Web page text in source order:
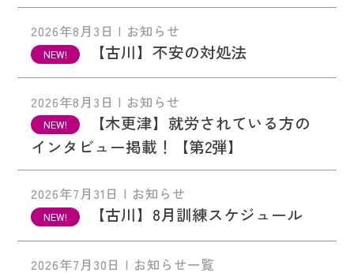
2026年8月3日 | お知らせ
【古川】不安の対処法
2026年8月3日 | お知らせ
【木更津】就労されている方の
インタビュー掲載！【第2弾】
2026年7月31日 | お知らせ
【古川】8月訓練スケジュール
2026年7月30日 | お知らせ一覧